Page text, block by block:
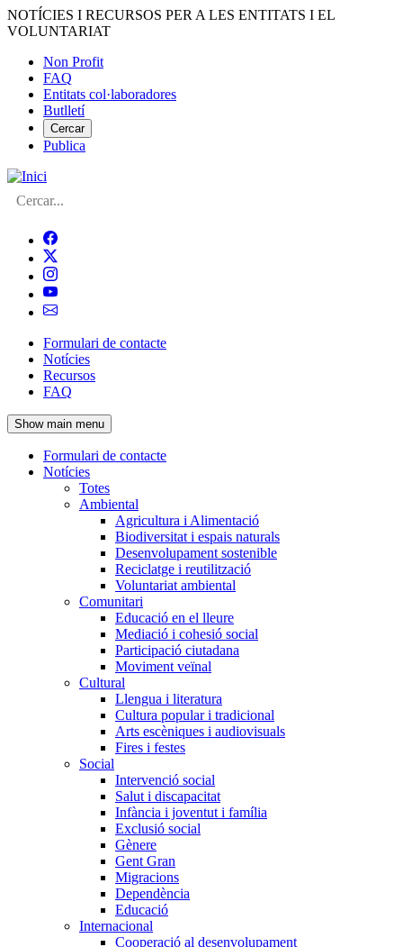
Vés
al
NOTÍCIES I RECURSOS PER A LES ENTITATS I EL
VOLUNTARIAT
Menú
del
compte
d'usuari
Non Profit
FAQ
Entitats col·laboradores
Butlletí
Cercar
Publica
Cerca
Navegació
principal
de
l'encapçalament
Formulari de contacte
Notícies
Recursos
FAQ
Show main menu
Navegació
principal
Formulari de contacte
Notícies
Totes
Ambiental
Agricultura i Alimentació
Biodiversitat i espais naturals
Desenvolupament sostenible
Reciclatge i reutilització
Voluntariat ambiental
Comunitari
Educació en el lleure
Mediació i cohesió social
Participació ciutadana
Moviment veïnal
Cultural
Llengua i literatura
Cultura popular i tradicional
Arts escèniques i audiovisuals
Fires i festes
Social
Intervenció social
Salut i discapacitat
Infància i joventut i família
Exclusió social
Gènere
Gent Gran
Migracions
Dependència
Educació
Internacional
Cooperació al desenvolupament